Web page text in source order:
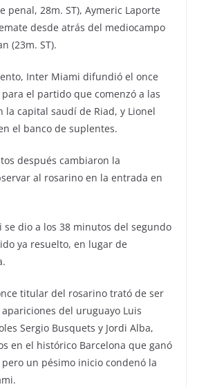
penal, 28m. ST), Aymeric Laporte
desde atrás del mediocampo
(23m. ST).
Inter Miami difundió el once
el partido que comenzó a las
la capital saudí de Riad, y Lionel
el banco de suplentes.
después cambiaron la
al rosarino en la entrada en
se dio a los 38 minutos del segundo
ya resuelto, en lugar de
titular del rosarino trató de ser
del uruguayo Luis
Sergio Busquets y Jordi Alba,
en el histórico Barcelona que ganó
un pésimo inicio condenó la